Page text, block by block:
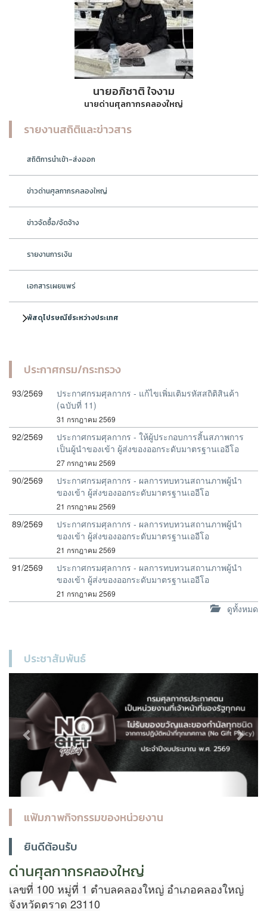
นายอภิชาติ ใจงาม
นายด่านศุลกากรคลองใหญ่
รายงานสถิติและข่าวสาร
สถิติการนำเข้า-ส่งออก
ข่าวด่านศุลกากรคลองใหญ่
ข่าวจัดซื้อ/จัดจ้าง
รายงานการเงิน
เอกสารเผยแพร่
พัสดุไปรษณีย์ระหว่างประเทศ
ประกาศกรม/กระทรวง
93/2569
ประกาศกรมศุลกากร - แก้ไขเพิ่มเติมรหัสสถิติสินค้า
(ฉบับที่ 11)
31 กรกฎาคม 2569
92/2569
ประกาศกรมศุลกากร - ให้ผู้ประกอบการสิ้นสภาพการ
เป็นผู้นำของเข้า ผู้ส่งของออกระดับมาตรฐานเออีโอ
27 กรกฎาคม 2569
90/2569
ประกาศกรมศุลกากร - ผลการทบทวนสถานภาพผู้นำ
ของเข้า ผู้ส่งของออกระดับมาตรฐานเออีโอ
21 กรกฎาคม 2569
89/2569
ประกาศกรมศุลกากร - ผลการทบทวนสถานภาพผู้นำ
ของเข้า ผู้ส่งของออกระดับมาตรฐานเออีโอ
21 กรกฎาคม 2569
91/2569
ประกาศกรมศุลกากร - ผลการทบทวนสถานภาพผู้นำ
ของเข้า ผู้ส่งของออกระดับมาตรฐานเออีโอ
21 กรกฎาคม 2569
ดูทั้งหมด
ประชาสัมพันธ์
แฟ้มภาพกิจกรรมของหน่วยงาน
ยินดีต้อนรับ
ด่านศุลกากรคลองใหญ่
เลขที่ 100 หมู่ที่ 1 ตำบลคลองใหญ่ อำเภอคลองใหญ่
จังหวัดตราด 23110